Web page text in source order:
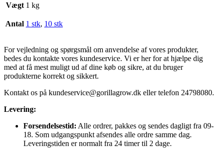
Vægt 1 kg
Antal 1 stk, 10 stk
For vejledning og spørgsmål om anvendelse af vores produkter,
bedes du kontakte vores kundeservice. Vi er her for at hjælpe dig
med at få mest muligt ud af dine køb og sikre, at du bruger
produkterne korrekt og sikkert.
Kontakt os på kundeservice@gorillagrow.dk eller telefon 24798080.
Levering:
Forsendelsestid: Alle ordrer, pakkes og sendes dagligt fra 09-
18. Som udgangspunkt afsendes alle ordre samme dag.
Leveringstiden er normalt fra 24 timer til 2 dage.